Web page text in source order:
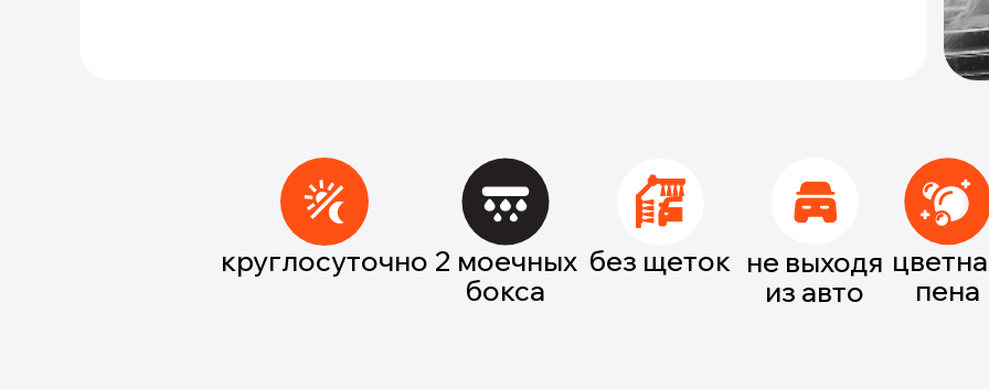
круглосуточно 2 моечных
бокса
без щеток не выходя
из авто
пена